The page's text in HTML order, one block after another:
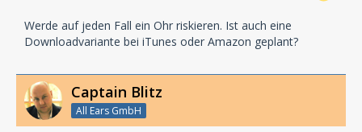
Werde auf jeden Fall ein Ohr riskieren. Ist auch eine
Downloadvariante bei iTunes oder Amazon geplant?
Captain Blitz
All Ears GmbH